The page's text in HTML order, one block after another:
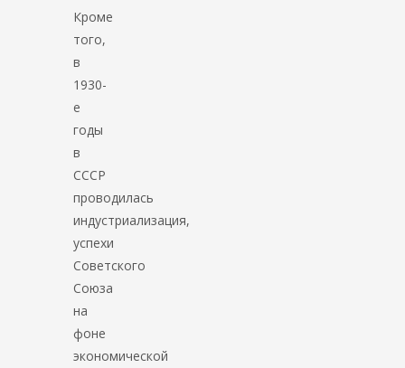
Кроме
того,
в
1930-
е
годы
в
СССР
проводилась
индустриализация,
успехи
Советского
Союза
на
фоне
экономической